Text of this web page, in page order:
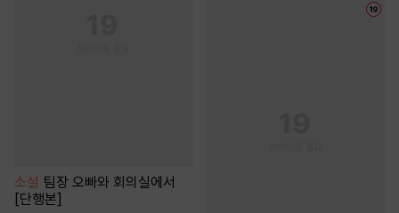
소설 팀장 오빠와 회의실에서
[단행본]